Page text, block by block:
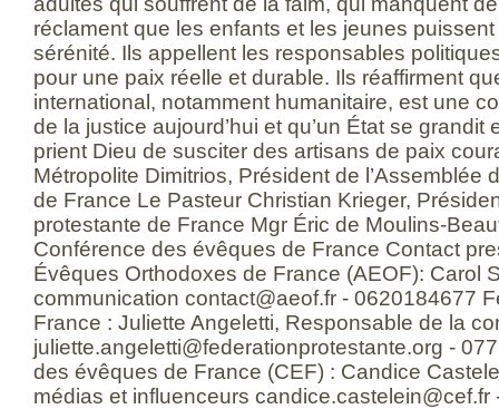
réclament que les enfants et les jeunes
sérénité. Ils appellent les responsables
pour une paix réelle et durable. Ils réaffirment
international, notamment humanitaire, est une
de la justice aujourd’hui et qu’un État se grandit
prient Dieu de susciter des artisans de paix
Métropolite Dimitrios, Président de l’Assemblée
de France Le Pasteur Christian Krieger,
protestante de France Mgr Éric de Moulins-
Conférence des évêques de France Contact
Évêques Orthodoxes de France (AEOF): Carol
communication contact@aeof.fr - 0620184677
France : Juliette Angeletti, Responsable de la
juliette.angeletti@federationprotestante.org -
des évêques de France (CEF) : Candice
médias et influenceurs candice.castelein@cef.fr